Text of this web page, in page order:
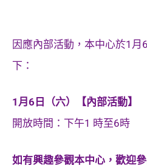
因應內部活動，本中心於1月
下：
1月6日（六）【內部活動】
開放時間：下午1 時至6時
如有興趣參觀本中心，歡迎